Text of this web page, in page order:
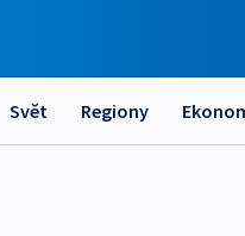
Svět Regiony